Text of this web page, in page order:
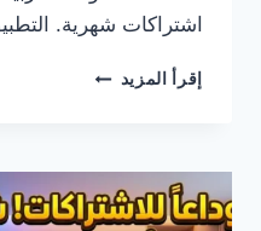
اشتراكات شهرية.
إقرأ المزيد تحميل
مجانًا
2026–
أحدث